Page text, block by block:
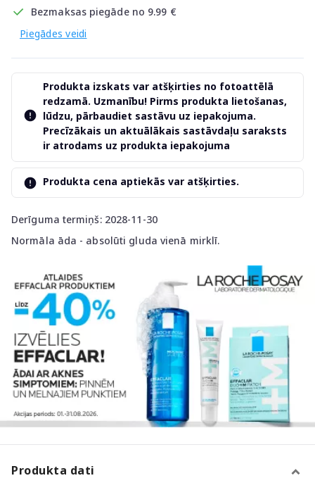
Bezmaksas piegāde no 9.99 €
Piegādes veidi
Derīguma termiņš: 2028-11-30
Normāla āda - absolūti gluda vienā mirklī.
Produkta izskats var atšķirties no fotoattēlā
redzamā. Uzmanību! Pirms produkta lietošanas,
lūdzu, pārbaudiet sastāvu uz iepakojuma.
Precīzākais un aktuālākais sastāvdaļu saraksts
ir atrodams uz produkta iepakojuma
Produkta cena aptiekās var atšķirties.
Produkta dati